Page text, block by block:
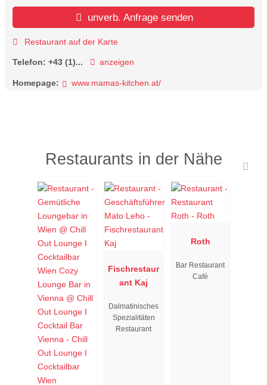
unverb. Anfrage senden
Restaurant auf der Karte
Telefon: +43 (1)... anzeigen
Homepage: www.mamas-kitchen.at/
Restaurants in der Nähe
Fischrestaur
ant Kaj
Dalmatinisches
Spezialitäten
Restaurant
Roth
Bar Restaurant
Café